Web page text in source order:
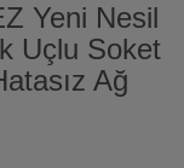
Yeni Nesil
Uçlu Soket
Ağ